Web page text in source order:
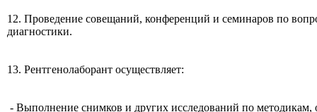
12. Проведение совещаний, конференций и семинаров по
диагностики.
13. Рентгенолаборант осуществляет:
- Выполнение снимков и других исследований по методикам,